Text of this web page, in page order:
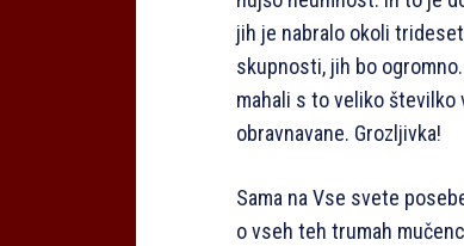
jih je nabralo okoli
skupnosti, jih bo
mahali s to veliko
obravnavane. Grozljivka!
Sama na Vse svete
o vseh teh trumah